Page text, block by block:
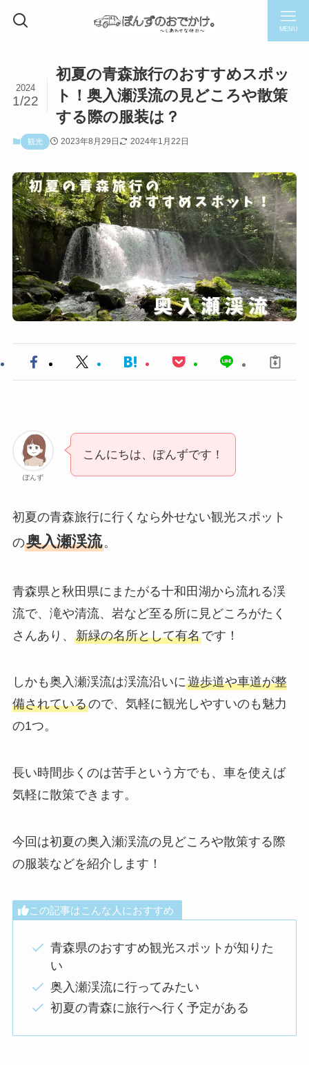
MENU
初夏の青森旅行のおすすめスポッ
ト！奥入瀬渓流の見どころや散策
する際の服装は？
2024
1/22
観光 2023年8月29日 2024年1月22日
ぽんず
こんにちは、ぽんずです！
初夏の青森旅行に行くなら外せない観光スポット
の奥入瀬渓流。
青森県と秋田県にまたがる十和田湖から流れる渓
流で、滝や清流、岩など至る所に見どころがたく
さんあり、 新緑の名所として有名です！
しかも奥入瀬渓流は渓流沿いに遊歩道や車道が整
備されているので、気軽に観光しやすいのも魅力
の1つ。
長い時間歩くのは苦手という方でも、車を使えば
気軽に散策できます。
今回は初夏の奥入瀬渓流の見どころや散策する際
の服装などを紹介します！
この記事はこんな人におすすめ
青森県のおすすめ観光スポットが知りた
い
奥入瀬渓流に行ってみたい
初夏の青森に旅行へ行く予定がある